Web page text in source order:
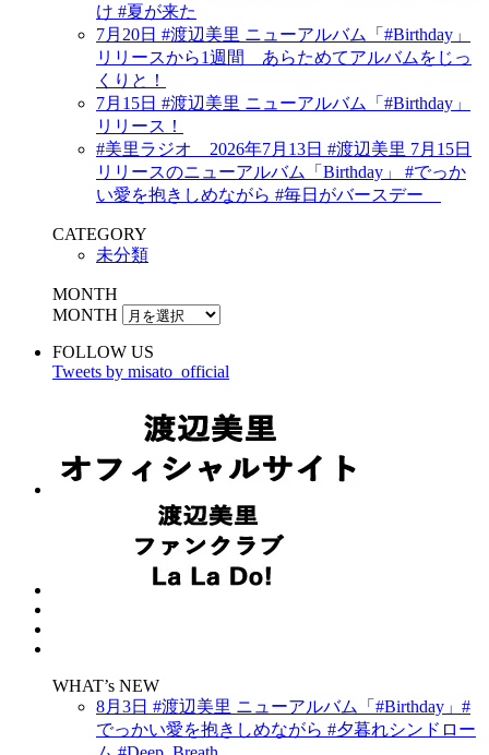
け #夏が来た
7月20日 #渡辺美里 ニューアルバム「#Birthday」
リリースから1週間 あらためてアルバムをじっ
くりと！
7月15日 #渡辺美里 ニューアルバム「#Birthday」
リリース！
#美里ラジオ 2026年7月13日 #渡辺美里 7月15日
リリースのニューアルバム「Birthday」 #でっか
い愛を抱きしめながら #毎日がバースデー
CATEGORY
未分類
MONTH
MONTH
FOLLOW US
Tweets by misato_official
WHAT’s NEW
8月3日 #渡辺美里 ニューアルバム「#Birthday」#
でっかい愛を抱きしめながら #夕暮れシンドロー